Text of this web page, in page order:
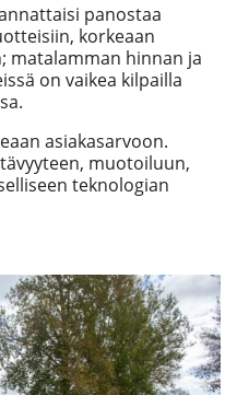
panostaa
korkeaan
matalamman hinnan ja
on vaikea kilpailla
asiakasarvoon.
muotoiluun,
teknologian